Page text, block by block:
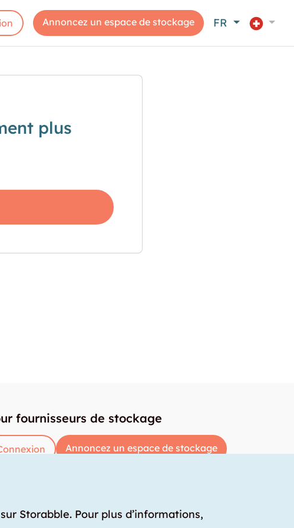
Annoncez un espace de stockage FR
plus
fournisseurs de stockage
Annoncez un espace de stockage
Storabble. Pour plus d’informations,